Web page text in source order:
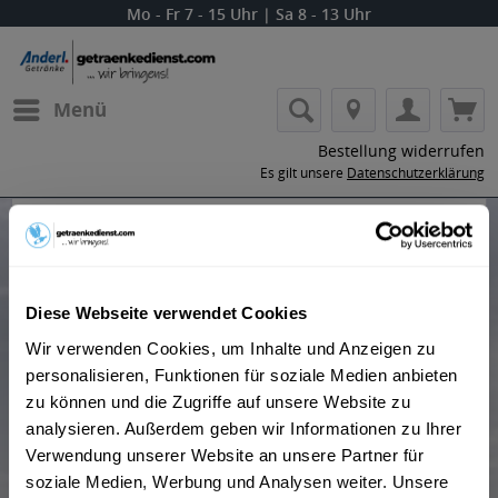
Diese Webseite verwendet Cookies
Wir verwenden Cookies, um Inhalte und Anzeigen zu
personalisieren, Funktionen für soziale Medien anbieten
zu können und die Zugriffe auf unsere Website zu
analysieren. Außerdem geben wir Informationen zu Ihrer
Verwendung unserer Website an unsere Partner für
soziale Medien, Werbung und Analysen weiter. Unsere
Mo - Fr 7 - 15 Uhr | Sa 8 - 13 Uhr
Menü
Bestellung widerrufen
Es gilt unsere Datenschutzerklärung
Produkte von Villa Massa
"Das traditionelle Limoncello von Sorrento wird nach
einem alten Familienrezept gemacht. Durch den
Respekt der Tradition und der strengen Auswahl der
Rohstoffe, ist Villa Massa der Führer in der Produktion